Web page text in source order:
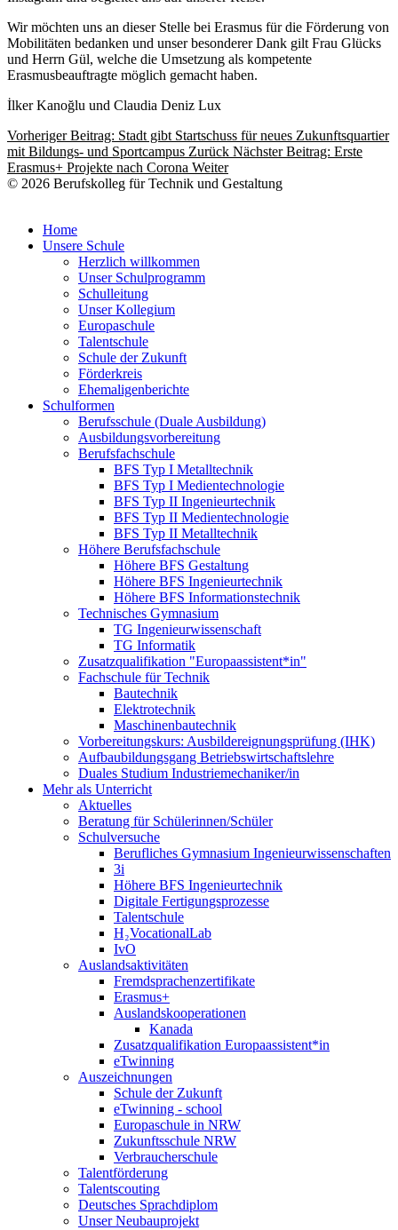
Wir möchten uns an dieser Stelle bei Erasmus für die Förderung von
Mobilitäten bedanken und unser besonderer Dank gilt Frau Glücks
und Herrn Gül, welche die Umsetzung als kompetente
Erasmusbeauftragte möglich gemacht haben.
İlker Kanoğlu und Claudia Deniz Lux
Vorheriger Beitrag: Stadt gibt Startschuss für neues Zukunftsquartier
mit Bildungs- und Sportcampus Zurück Nächster Beitrag: Erste
Erasmus+ Projekte nach Corona Weiter
© 2026 Berufskolleg für Technik und Gestaltung
Home
Unsere Schule
Herzlich willkommen
Unser Schulprogramm
Schulleitung
Unser Kollegium
Europaschule
Talentschule
Schule der Zukunft
Förderkreis
Ehemaligenberichte
Schulformen
Berufsschule (Duale Ausbildung)
Ausbildungsvorbereitung
Berufsfachschule
BFS Typ I Metalltechnik
BFS Typ I Medientechnologie
BFS Typ II Ingenieurtechnik
BFS Typ II Medientechnologie
BFS Typ II Metalltechnik
Höhere Berufsfachschule
Höhere BFS Gestaltung
Höhere BFS Ingenieurtechnik
Höhere BFS Informationstechnik
Technisches Gymnasium
TG Ingenieurwissenschaft
TG Informatik
Zusatzqualifikation "Europaassistent*in"
Fachschule für Technik
Bautechnik
Elektrotechnik
Maschinenbautechnik
Vorbereitungskurs: Ausbildereignungsprüfung (IHK)
Aufbaubildungsgang Betriebswirtschaftslehre
Duales Studium Industriemechaniker/in
Mehr als Unterricht
Aktuelles
Beratung für Schülerinnen/Schüler
Schulversuche
Berufliches Gymnasium Ingenieurwissenschaften
3i
Höhere BFS Ingenieurtechnik
Digitale Fertigungsprozesse
Talentschule
H₂VocationalLab
IvO
Auslandsaktivitäten
Fremdsprachenzertifikate
Erasmus+
Auslandskooperationen
Kanada
Zusatzqualifikation Europaassistent*in
eTwinning
Auszeichnungen
Schule der Zukunft
eTwinning - school
Europaschule in NRW
Zukunftsschule NRW
Verbraucherschule
Talentförderung
Talentscouting
Deutsches Sprachdiplom
Unser Neubauprojekt